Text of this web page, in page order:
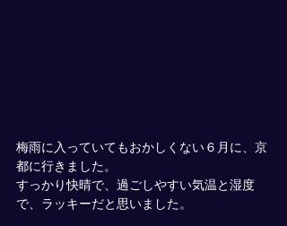
梅雨に入っていてもおかしくない６月に、京
都に行きました。
すっかり快晴で、過ごしやすい気温と湿度
で、ラッキーだと思いました。